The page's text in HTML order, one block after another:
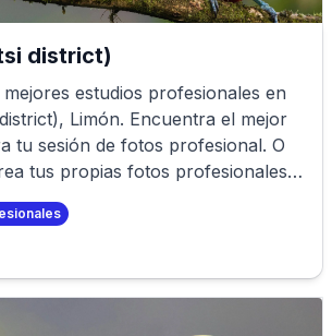
district)
estudios profesionales en
, Limón. Encuentra el mejor
tu sesión de fotos profesional. O
tus propias fotos profesionales